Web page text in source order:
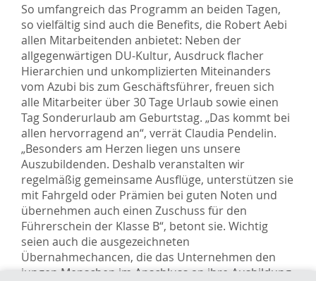
So umfangreich das Programm an beiden Tagen,
so vielfältig sind auch die Benefits, die Robert Aebi
allen Mitarbeitenden anbietet: Neben der
allgegenwärtigen DU-Kultur, Ausdruck flacher
Hierarchien und unkomplizierten Miteinanders
vom Azubi bis zum Geschäftsführer, freuen sich
alle Mitarbeiter über 30 Tage Urlaub sowie einen
Tag Sonderurlaub am Geburtstag. „Das kommt bei
allen hervorragend an“, verrät Claudia Pendelin.
„Besonders am Herzen liegen uns unsere
Auszubildenden. Deshalb veranstalten wir
regelmäßig gemeinsame Ausflüge, unterstützen sie
mit Fahrgeld oder Prämien bei guten Noten und
übernehmen auch einen Zuschuss für den
Führerschein der Klasse B“, betont sie. Wichtig
seien auch die ausgezeichneten
Übernahmechancen, die das Unternehmen den
jungen Menschen im Anschluss an ihre Ausbildung